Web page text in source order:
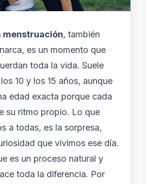
menstruación, también
es un momento que
toda la vida. Suele
10 y los 15 años, aunque
edad exacta porque cada
su ritmo propio. Lo que
a todas, es la sorpresa,
que vivimos ese día.
es un proceso natural y
toda la diferencia. Por